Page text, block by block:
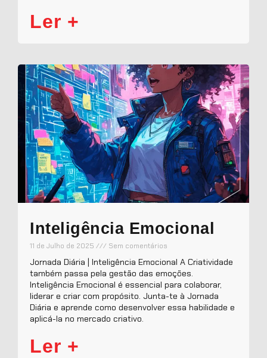
Ler +
Inteligência Emocional
11 de Julho de 2025 Sem comentários
Jornada Diária | Inteligência Emocional A Criatividade
também passa pela gestão das emoções.
Inteligência Emocional é essencial para colaborar,
liderar e criar com propósito. Junta-te à Jornada
Diária e aprende como desenvolver essa habilidade e
aplicá-la no mercado criativo.
Ler +